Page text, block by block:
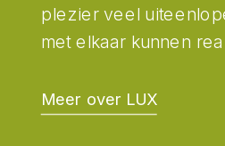
plezier veel
met elkaar kunnen
Meer over LUX